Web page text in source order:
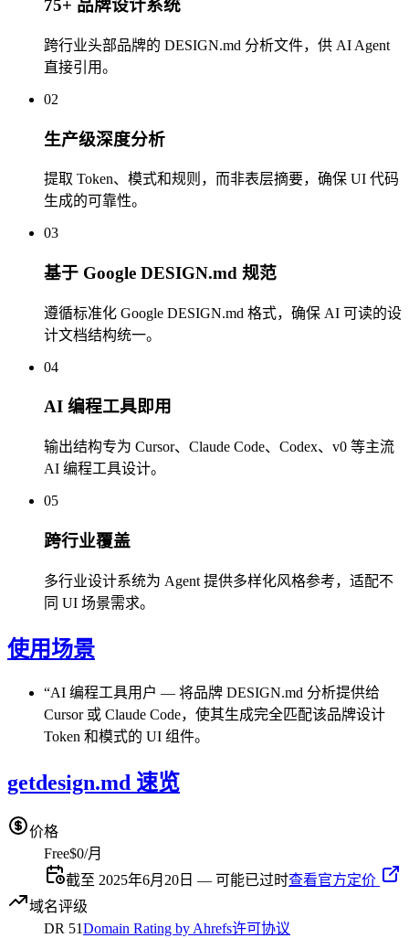
75+ 品牌设计系统
跨行业头部品牌的 DESIGN.md 分析文件，供 AI Agent
直接引用。
02
生产级深度分析
提取 Token、模式和规则，而非表层摘要，确保 UI 代码
生成的可靠性。
03
基于 Google DESIGN.md 规范
遵循标准化 Google DESIGN.md 格式，确保 AI 可读的设
计文档结构统一。
04
AI 编程工具即用
输出结构专为 Cursor、Claude Code、Codex、v0 等主流
AI 编程工具设计。
05
跨行业覆盖
多行业设计系统为 Agent 提供多样化风格参考，适配不
同 UI 场景需求。
使用场景
“AI 编程工具用户 — 将品牌 DESIGN.md 分析提供给
Cursor 或 Claude Code，使其生成完全匹配该品牌设计
Token 和模式的 UI 组件。
getdesign.md 速览
价格
Free$0/月
截至 2025年6月20日 — 可能已过时查看官方定价
域名评级
DR 51Domain Rating by Ahrefs许可协议